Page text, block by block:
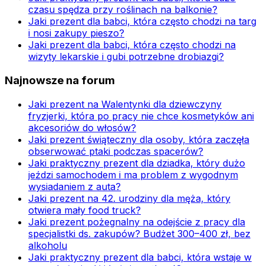
czasu spędza przy roślinach na balkonie?
Jaki prezent dla babci, która często chodzi na targ
i nosi zakupy pieszo?
Jaki prezent dla babci, która często chodzi na
wizyty lekarskie i gubi potrzebne drobiazgi?
Najnowsze na forum
Jaki prezent na Walentynki dla dziewczyny
fryzjerki, która po pracy nie chce kosmetyków ani
akcesoriów do włosów?
Jaki prezent świąteczny dla osoby, która zaczęła
obserwować ptaki podczas spacerów?
Jaki praktyczny prezent dla dziadka, który dużo
jeździ samochodem i ma problem z wygodnym
wysiadaniem z auta?
Jaki prezent na 42. urodziny dla męża, który
otwiera mały food truck?
Jaki prezent pożegnalny na odejście z pracy dla
specjalistki ds. zakupów? Budżet 300–400 zł, bez
alkoholu
Jaki praktyczny prezent dla babci, która wstaje w